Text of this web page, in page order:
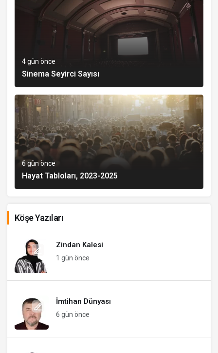
4 gün önce
Sinema Seyirci Sayısı
6 gün önce
Hayat Tabloları, 2023-2025
Köşe Yazıları
Zindan Kalesi
1 gün önce
İmtihan Dünyası
6 gün önce